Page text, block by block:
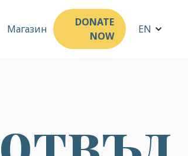
Магазин
DONATE
NOW
EN